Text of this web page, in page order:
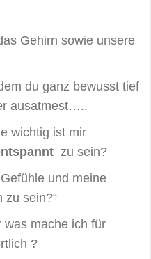
Gehirn sowie unsere
du ganz bewusst tief
ausatmest…..
wichtig ist mir
zu sein?
und meine
zu sein?“
was mache ich für
?